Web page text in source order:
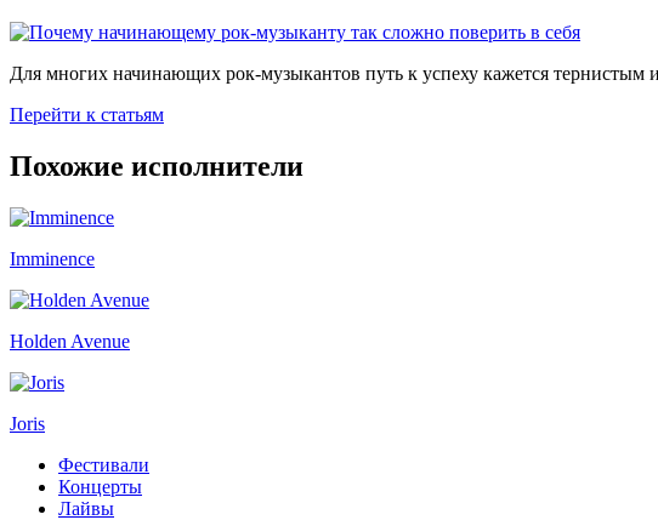
Для многих начинающих рок-музыкантов путь к успеху кажется
Перейти к статьям
Похожие исполнители
Imminence
Holden Avenue
Joris
Фестивали
Концерты
Лайвы